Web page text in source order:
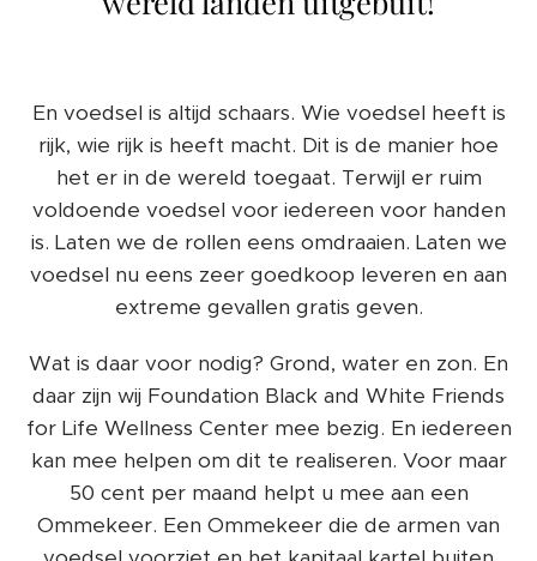
En voedsel is altijd schaars. Wie voedsel heeft is
rijk, wie rijk is heeft macht. Dit is de manier hoe
het er in de wereld toegaat. Terwijl er ruim
voldoende voedsel voor iedereen voor handen
is. Laten we de rollen eens omdraaien. Laten we
voedsel nu eens zeer goedkoop leveren en aan
extreme gevallen gratis geven.
Wat is daar voor nodig? Grond, water en zon. En
daar zijn wij Foundation Black and White Friends
for Life Wellness Center mee bezig. En iedereen
kan mee helpen om dit te realiseren. Voor maar
50 cent per maand helpt u mee aan een
Ommekeer. Een Ommekeer die de armen van